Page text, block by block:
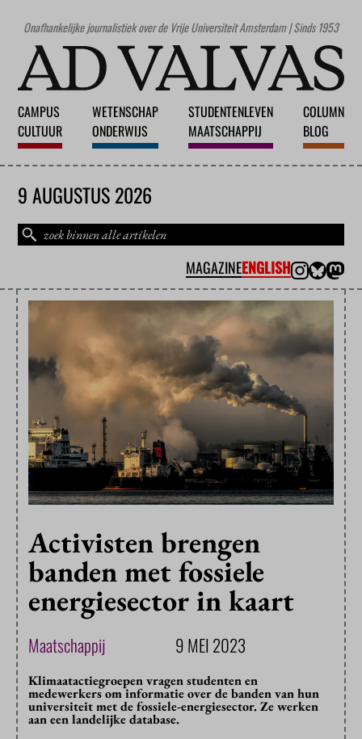
Onafhankelijke journalistiek over de Vrije Universiteit Amsterdam | Sinds 1953
CAMPUS
CULTUUR
WETENSCHAP
ONDERWIJS
STUDENTENLEVEN
MAATSCHAPPIJ
COLUMN
BLOG
9 AUGUSTUS 2026
MAGAZINEENGLISH
Activisten brengen
banden met fossiele
energiesector in kaart
Maatschappij 9 MEI 2023
Klimaatactiegroepen vragen studenten en
medewerkers om informatie over de banden van hun
universiteit met de fossiele-energiesector. Ze werken
aan een landelijke database.